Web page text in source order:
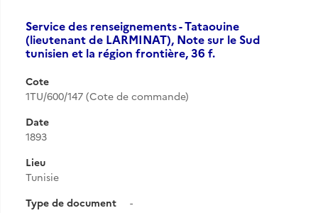
Service des renseignements - Tataouine
(lieutenant de LARMINAT), Note sur le Sud
tunisien et la région frontière, 36 f.
Cote
1TU/600/147 (Cote de commande)
Date
1893
Lieu
Tunisie
Type de document
-